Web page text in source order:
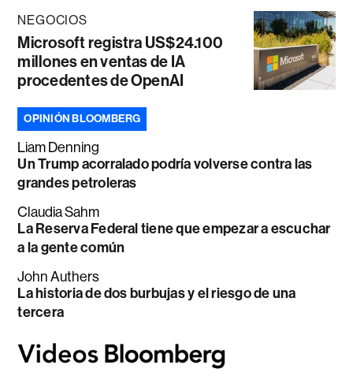
NEGOCIOS
Microsoft registra US$24.100
millones en ventas de IA
procedentes de OpenAI
OPINIÓN BLOOMBERG
Liam Denning
Un Trump acorralado podría volverse contra las
grandes petroleras
Claudia Sahm
La Reserva Federal tiene que empezar a escuchar
a la gente común
John Authers
La historia de dos burbujas y el riesgo de una
tercera